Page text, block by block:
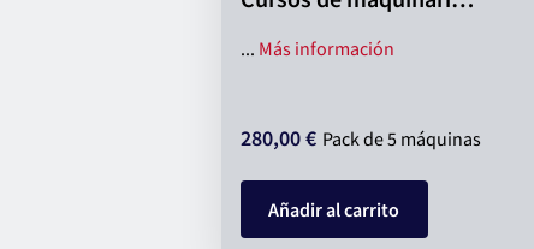
... Más información
280,00 € Pack de 5 máquinas
Añadir al carrito